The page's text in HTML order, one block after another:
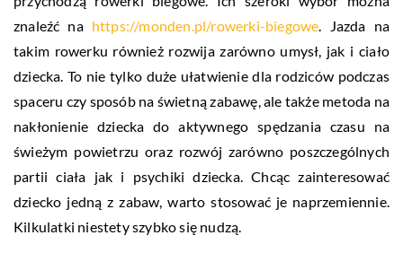
znaleźć na https://monden.pl/rowerki-biegowe . Jazda na
takim rowerku również rozwija zarówno umysł, jak i ciało
dziecka. To nie tylko duże ułatwienie dla rodziców podczas
spaceru czy sposób na świetną zabawę, ale także metoda na
nakłonienie dziecka do aktywnego spędzania czasu na
świeżym powietrzu oraz rozwój zarówno poszczególnych
partii ciała jak i psychiki dziecka. Chcąc zainteresować
dziecko jedną z zabaw, warto stosować je naprzemiennie.
Kilkulatki niestety szybko się nudzą.